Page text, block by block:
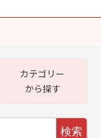
カテゴリー
から探す
検索